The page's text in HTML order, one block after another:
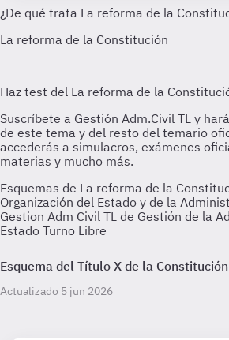
Esquemas de La reforma de la
Organización del Estado y de la
Gestion Adm Civil TL de Gestión de la
Estado Turno Libre
Esquema del Título X de la
Actualizado 5 jun 2026